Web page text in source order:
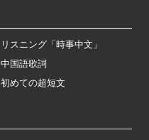
リスニング「時事中文」
中国語歌詞
初めての超短文